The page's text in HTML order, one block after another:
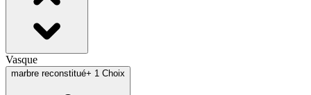
Vasque
marbre reconstitué+ 1 Choix